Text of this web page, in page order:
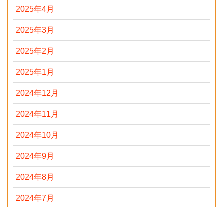
2025年4月
2025年3月
2025年2月
2025年1月
2024年12月
2024年11月
2024年10月
2024年9月
2024年8月
2024年7月